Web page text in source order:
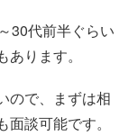
30代前半ぐらい
ります。
ので、まずは相
談可能です。